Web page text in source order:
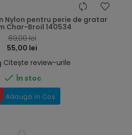
Nylon pentru perie de gratar
Char-Broil 140534
69,00 lei
55,00 lei
Citește review-urile
 În stoc
Adaugă în Coș